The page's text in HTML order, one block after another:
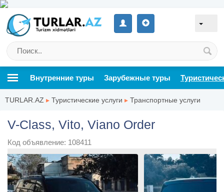
Внутренние туры Зарубежные туры
TURLAR.AZ ▸ Туристические услуги ▸ Транспортные услуги
V-Class, Vito, Viano Order
Код объявление: 108411